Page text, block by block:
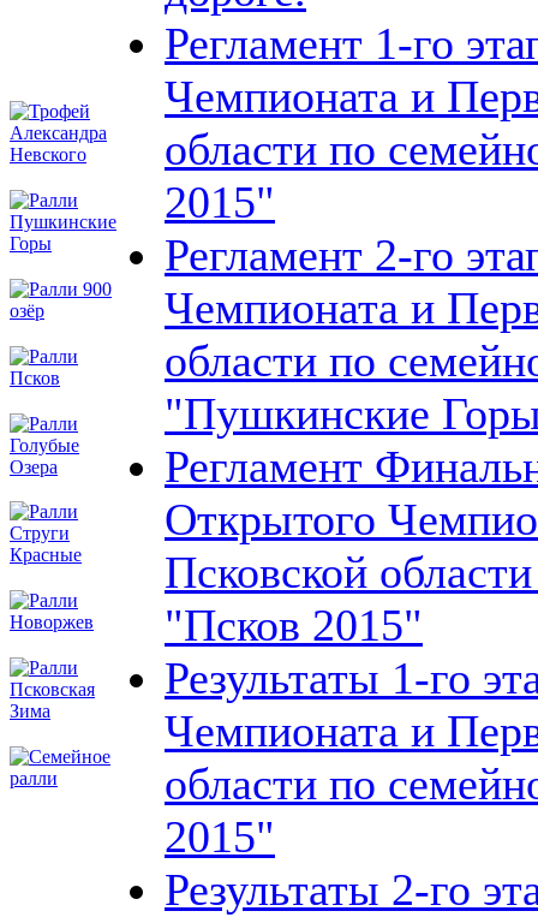
Регламент 1-го
Чемпионата и
области по
2015"
Регламент 2-го
Чемпионата и
области по
"Пушкинские
Регламент
Открытого
Псковской
"Псков 2015"
Результаты 1-го
Чемпионата и
области по
2015"
Результаты 2-го